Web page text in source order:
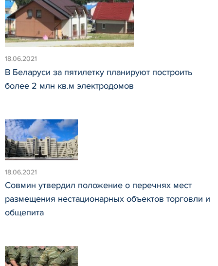
18.06.2021
В Беларуси за пятилетку планируют построить
более 2 млн кв.м электродомов
18.06.2021
Совмин утвердил положение о перечнях мест
размещения нестационарных объектов торговли и
общепита